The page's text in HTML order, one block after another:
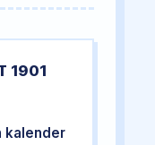
1901
kalender